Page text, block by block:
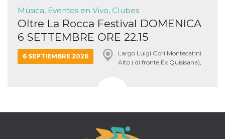
Música, Eventos en Vivo, Clubes
Oltre La Rocca Festival DOMENICA
6 SETTEMBRE ORE 22.15
6 SEPTIEMBRE 2026
Largo Luigi Gori Montecatini
Alto ( di fronte Ex Quisisana),